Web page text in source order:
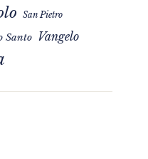
San Pietro
Santo Vangelo